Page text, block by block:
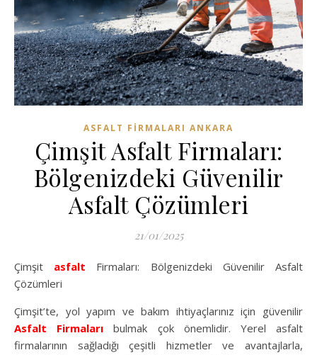
ASFALT FIRMALARI ANKARA
Çimşit Asfalt Firmaları:
Bölgenizdeki Güvenilir
Asfalt Çözümleri
21/01/2025
Çimşit asfalt Firmaları: Bölgenizdeki Güvenilir Asfalt
Çözümleri
Çimşit’te, yol yapım ve bakım ihtiyaçlarınız için güvenilir
Asfalt Firmaları bulmak çok önemlidir. Yerel asfalt
firmalarının sağladığı çeşitli hizmetler ve avantajlarla,